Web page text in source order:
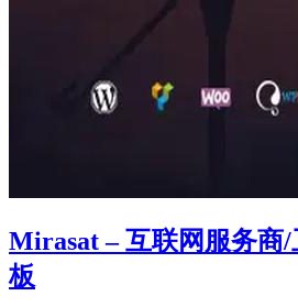
Mirasat – 互联网服务商
板